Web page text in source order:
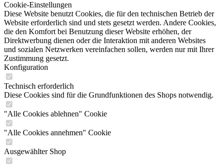
Cookie-Einstellungen
Diese Website benutzt Cookies, die für den technischen Betrieb der
Website erforderlich sind und stets gesetzt werden. Andere Cookies,
die den Komfort bei Benutzung dieser Website erhöhen, der
Direktwerbung dienen oder die Interaktion mit anderen Websites
und sozialen Netzwerken vereinfachen sollen, werden nur mit Ihrer
Zustimmung gesetzt.
Konfiguration
Technisch erforderlich
Diese Cookies sind für die Grundfunktionen des Shops notwendig.
"Alle Cookies ablehnen" Cookie
"Alle Cookies annehmen" Cookie
Ausgewählter Shop